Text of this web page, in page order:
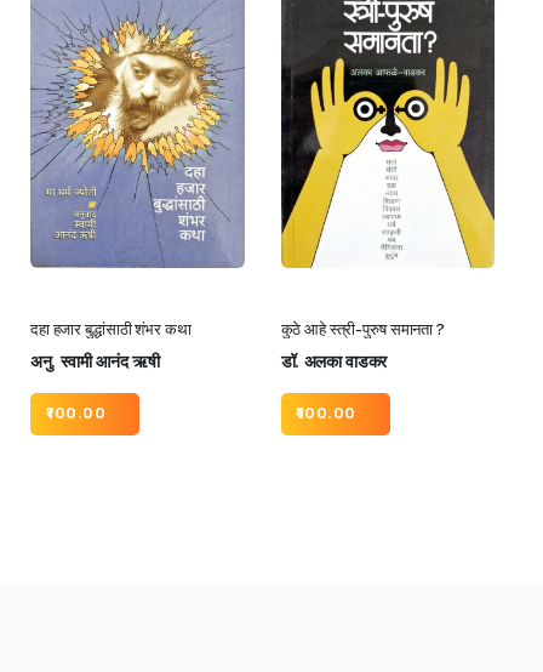
दहा हजार बुद्धांसाठी शंभर कथा
अनु. स्वामी आनंद ऋषी
100.00
कुठे आहे स्त्री-पुरुष समानता ?
डॉ. अलका वाडकर
100.00